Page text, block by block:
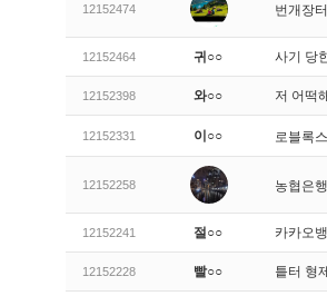
12152474 번개장
12152464 귀○○ 사기 당
12152398 와○○ 저 어떡
12152331 이○○ 로블록
12152258 농협은
12152241 절○○ 카카오
12152228 빨○○ 틑터 형